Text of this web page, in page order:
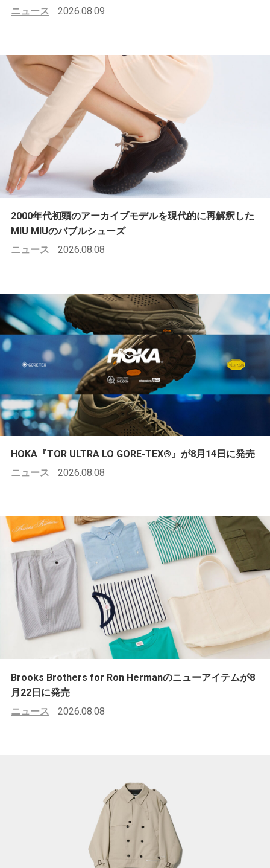
ニュース
2026.08.09
2000年代初頭のアーカイブモデルを現代的に再解釈した
MIU MIUのバブルシューズ
ニュース
2026.08.08
HOKA『TOR ULTRA LO GORE-TEX®︎』が8月14日に発売
ニュース
2026.08.08
Brooks Brothers for Ron Hermanのニューアイテムが8
月22日に発売
ニュース
2026.08.08